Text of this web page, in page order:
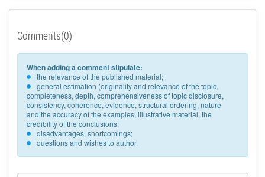
Comments(0)
When adding a comment stipulate:
the relevance of the published material;
general estimation (originality and relevance of the topic,
completeness, depth, comprehensiveness of topic disclosure,
consistency, coherence, evidence, structural ordering, nature
and the accuracy of the examples, illustrative material, the
credibility of the conclusions;
disadvantages, shortcomings;
questions and wishes to author.